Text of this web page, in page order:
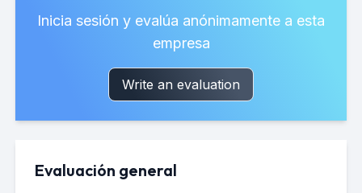
Inicia sesión y evalúa anónimamente a esta
empresa
Write an evaluation
Evaluación general